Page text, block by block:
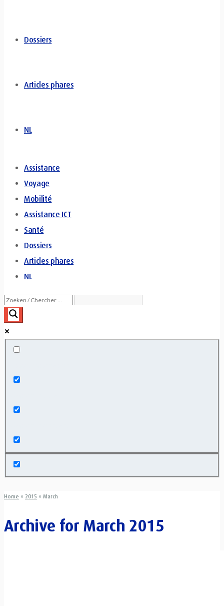
Dossiers
Articles phares
NL
Assistance
Voyage
Mobilité
Assistance ICT
Santé
Dossiers
Articles phares
NL
Home » 2015 » March
Archive for March 2015